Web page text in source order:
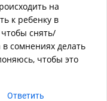
на
к ребенку в
снять/
в сомнениях делать
чтобы это
Ответить